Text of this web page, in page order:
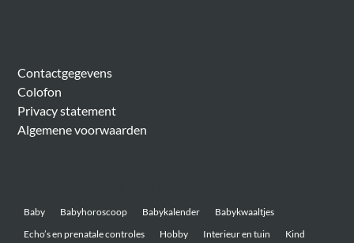
Contactgegevens
Colofon
Privacy statement
Algemene voorwaarden
Baby Babyhoroscoop Babykalender
Babykwaaltjes
Echo’s en prenatale controles
Hobby Interieur en tuin
Kind